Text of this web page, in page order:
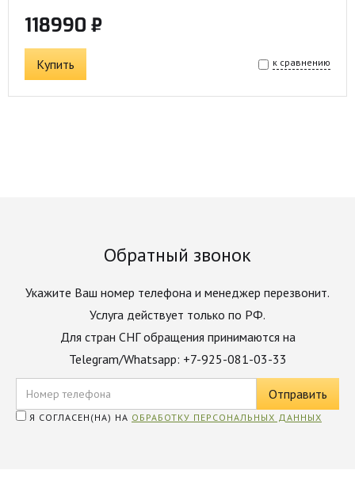
118990 ₽
Купить к сравнению
Обратный звонок
Укажите Ваш номер телефона и менеджер перезвонит.
Услуга действует только по РФ.
Для стран СНГ обращения принимаются на
Telegram/Whatsapp: +7-925-081-03-33
Я СОГЛАСЕН(НА) НА ОБРАБОТКУ ПЕРСОНАЛЬНЫХ ДАННЫХ